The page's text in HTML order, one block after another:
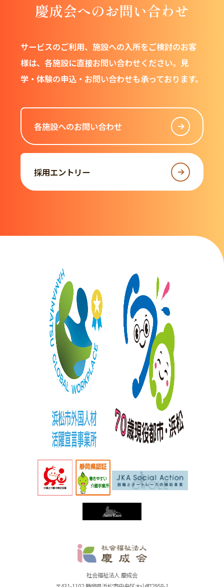
慶成会へのお問い合わせ
サービスのご利用、施設への入所をご検討のお客
様は、 各施設に直接お問い合わせください。 見
学・体験の申込・お問い合わせも承っております。
各施設へのお問い合わせ
採用エントリー
社会福祉法人 慶成会